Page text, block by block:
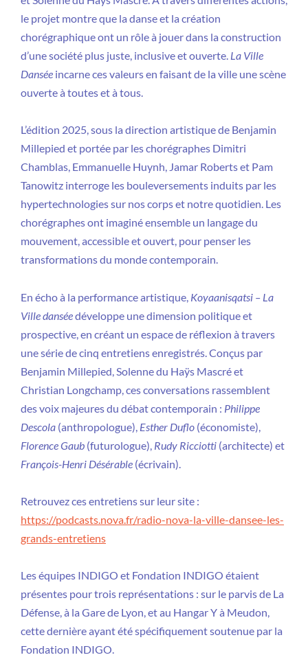
le projet montre que la danse et la création
chorégraphique ont un rôle à jouer dans la construction
d’une société plus juste, inclusive et ouverte. La Ville
Dansée incarne ces valeurs en faisant de la ville une scène
ouverte à toutes et à tous.
L’édition 2025, sous la direction artistique de Benjamin
Millepied et portée par les chorégraphes Dimitri
Chamblas, Emmanuelle Huynh, Jamar Roberts et Pam
Tanowitz interroge les bouleversements induits par les
hypertechnologies sur nos corps et notre quotidien. Les
chorégraphes ont imaginé ensemble un langage du
mouvement, accessible et ouvert, pour penser les
transformations du monde contemporain.
En écho à la performance artistique, Koyaanisqatsi – La
Ville danséedéveloppe une dimension politique et
prospective, en créant un espace de réflexion à travers
une série de cinq entretiens enregistrés. Conçus par
Benjamin Millepied, Solenne du Haÿs Mascré et
Christian Longchamp, ces conversations rassemblent
des voix majeures du débat contemporain : Philippe
Descola (anthropologue), Esther Duflo (économiste),
Florence Gaub (futurologue), Rudy Ricciotti (architecte) et
François-Henri Désérable (écrivain).
Retrouvez ces entretiens sur leur site :
https://podcasts.nova.fr/radio-nova-la-ville-dansee-les-
grands-entretiens
Les équipes INDIGO et Fondation INDIGO étaient
présentes pour trois représentations : sur le parvis de La
Défense, à la Gare de Lyon, et au Hangar Y à Meudon,
cette dernière ayant été spécifiquement soutenue par la
Fondation INDIGO.